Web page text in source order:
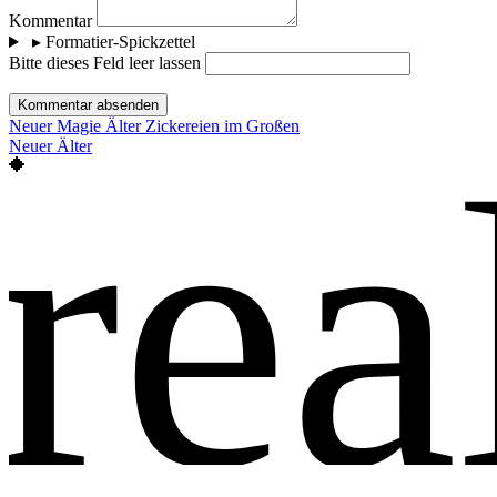
Kommentar
▸Formatier-Spickzettel
Bitte dieses Feld leer lassen
Kommentar absenden
Neuer Magie Älter Zickereien im Großen
Neuer Älter